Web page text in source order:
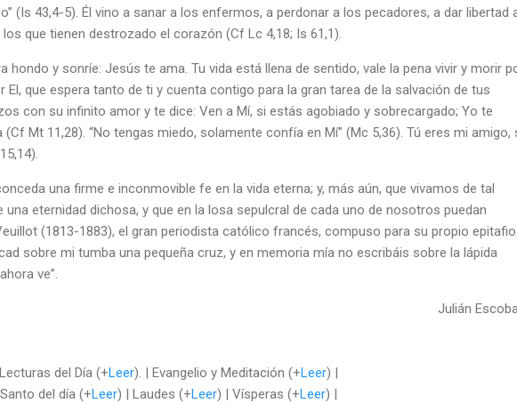
(Is 43,4-5). Él vino a sanar a los enfermos, a perdonar a los pecadores, a dar libertad
que tienen destrozado el corazón (Cf Lc 4,18; Is 61,1).
hondo y sonríe: Jesús te ama. Tu vida está llena de sentido, vale la pena vivir y morir
El, que espera tanto de ti y cuenta contigo para la gran tarea de la salvación de tus
con su infinito amor y te dice: Ven a Mí, si estás agobiado y sobrecargado; Yo te
Mt 11,28). “No tengas miedo, solamente confía en Mí” (Mc 5,36). Tú eres mi amigo,
una firme e inconmovible fe en la vida eterna; y, más aún, que vivamos de tal
eternidad dichosa, y que en la losa sepulcral de cada uno de nosotros puedan
(1813-1883), el gran periodista católico francés, compuso para su propio epitafio:
sobre mi tumba una pequeña cruz, y en memoria mía no escribáis sobre la lápida
ve”.
Julián
del Día (+Leer). | Evangelio y Meditación (+Leer) |
del día (+Leer) | Laudes (+Leer) | Vísperas (+Leer) |